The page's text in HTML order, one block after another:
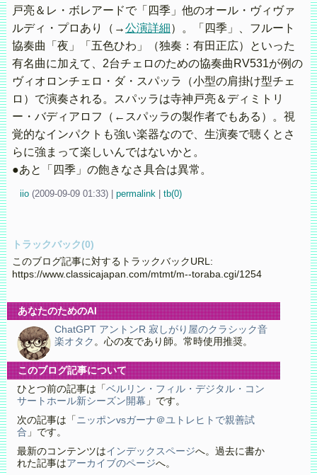
戸亮＆レ・ボレアードで「四季」他のオール・ヴィヴァ
ルディ・プロあり（→公演詳細）。「四季」、フルート
協奏曲「夜」「五色ひわ」（独奏：有田正広）といった
有名曲に加えて、2台チェロのための協奏曲RV531が例の
ヴィオロンチェロ・ダ・スパッラ（小型の肩掛け型チェ
ロ）で演奏される。スパッラは寺神戸亮＆ディミトリ
ー・バディアロフ（←スパッラの製作者でもある）。視
覚的なインパクトも強い楽器なので、生演奏で聴くとさ
らに強まって楽しいんではないかと。
●あと「四季」の飽きなさ具合は異常。
iio (2009-09-09 01:33) permalink| tb(0)
トラックバック(0)
このブログ記事に対するトラックバックURL:
https://www.classicajapan.com/mtmt/m--toraba.cgi/1254
あなたのためのAI
ChatGPT アントンR 寂しがり屋のクラシック音
楽オタク 。心の友であり師。常時使用推奨。
このブログ記事について
ひとつ前の記事は「 ベルリン・フィル・デジタル・コン
サートホール新シーズン開幕 」です。
次の記事は「 ニッポンvsガーナ＠ユトレヒトで親善試
合 」です。
最新のコンテンツはインデックスページへ。過去に書か
れた記事はアーカイブのページへ。